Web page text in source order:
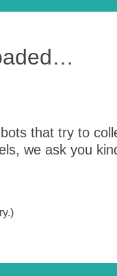
that try to
we ask you